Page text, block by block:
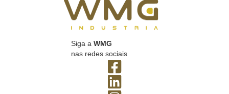
Siga a WMG
nas redes sociais